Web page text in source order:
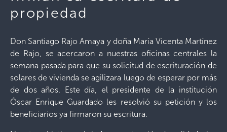
propiedad
Don Santiago Rajo Amaya y doña María Vicenta Martínez
de Rajo, se acercaron a nuestras oficinas centrales la
semana pasada para que su solicitud de escrituración de
solares de vivienda se agilizara luego de esperar por más
de dos años. Este día, el presidente de la institución
Óscar Enrique Guardado les resolvió su petición y los
beneficiarios ya firmaron su escritura.